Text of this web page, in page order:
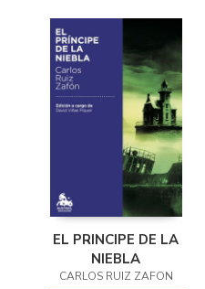
EL PRINCIPE DE LA
NIEBLA
CARLOS RUIZ ZAFON